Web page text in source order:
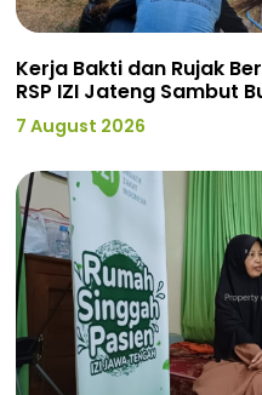
Kerja Bakti dan Rujak
RSP IZI Jateng Sambut
7 August 2026